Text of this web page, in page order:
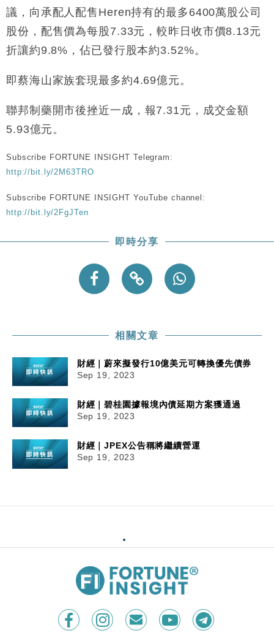
及消費表現
16:47
本地｜假冒內地執法人員要求交「保證金」 43歲女子
損失近6900萬元
粦接任
15:11
財經｜韓股反覆波動收跌 連挫7周創逾3年最長跌勢
13:44
財經｜內地7月美元計價出口增近24%勝預期 貿易順
差達1125億美元
日圓干預創新高
11:12
國際｜特朗普料美伊戰事快結束 承認部分彈藥庫存緊
財經｜SA售股自救後再出手 斥4億美元押注未上市公
議，向承配人配售Heren持有的最多6400萬股公司
股份，配售價為每股7.33元，較昨日收市價8.13元
折讓約9.8%，佔已發行股本約3.52%。
即蔡海山家族套現最多約4.69億元。
聯邦制藥開市後挫近一成，報7.31元，成交金額
5.93億元。
Subscribe FORTUNE INSIGHT Telegram:
http://bit.ly/2M63TRO
Subscribe FORTUNE INSIGHT YouTube channel:
http://bit.ly/2FgJTen
即時分享
相關文章
財經｜蔚來擬發行10億美元可轉換優先債券
Sep 19, 2023
財經｜碧桂園據報境內債延期方案獲通過
Sep 19, 2023
財經｜JPEX公告稱將繼續營運
Sep 19, 2023